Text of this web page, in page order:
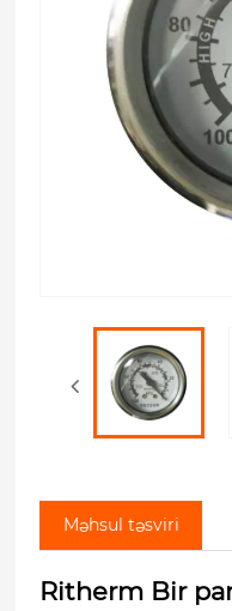
Məhsul təsviri
Ritherm Bir